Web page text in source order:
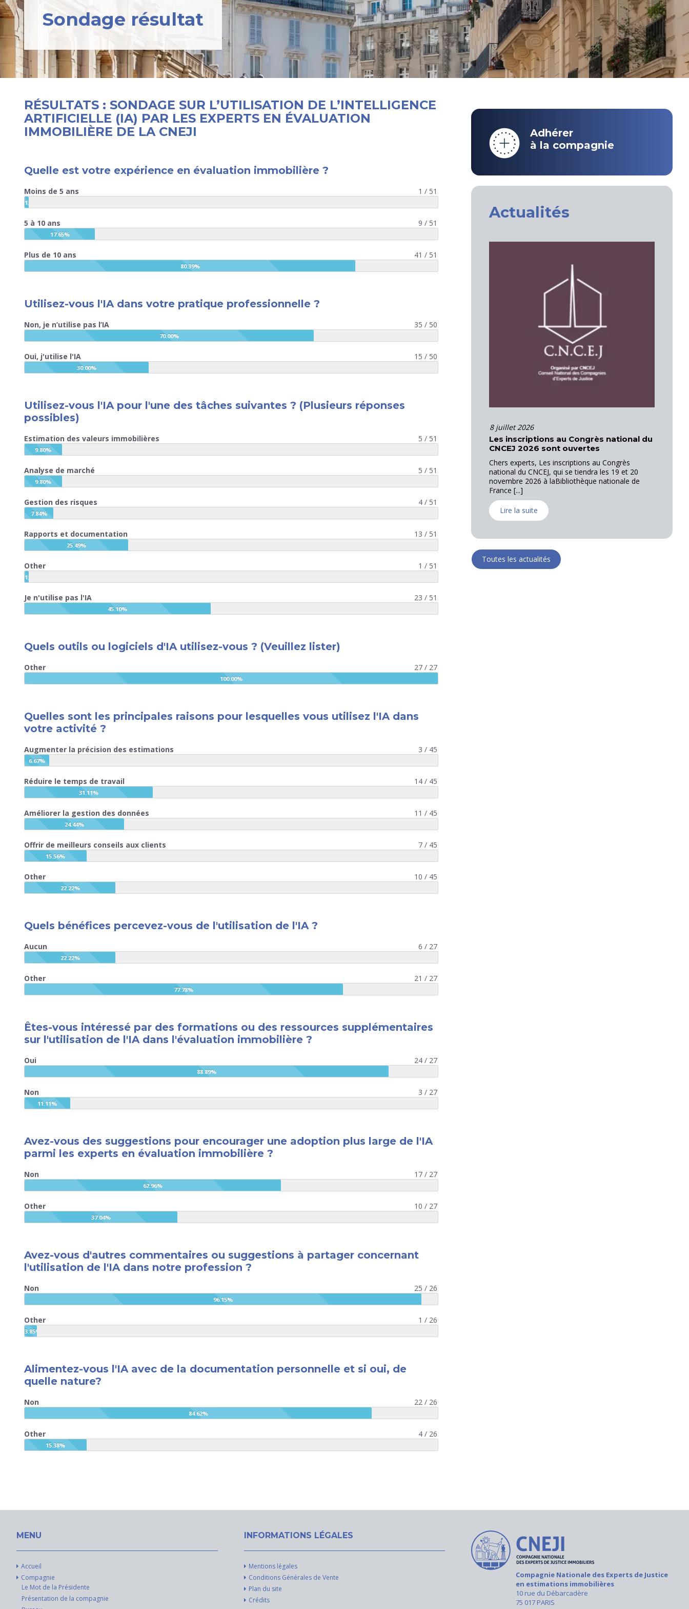
Sondage résultat
RÉSULTATS : SONDAGE SUR L’UTILISATION DE L’INTELLIGENCE
ARTIFICIELLE (IA) PAR LES EXPERTS EN ÉVALUATION
IMMOBILIÈRE DE LA CNEJI
Quelle est votre expérience en évaluation immobilière ?
Moins de 5 ans 1 / 51
1.96%
5 à 10 ans 9 / 51
17.65%
Plus de 10 ans 41 / 51
80.39%
Utilisez-vous l'IA dans votre pratique professionnelle ?
Non, je n’utilise pas l’IA 35 / 50
70.00%
Oui, j'utilise l'IA 15 / 50
30.00%
Utilisez-vous l'IA pour l'une des tâches suivantes ? (Plusieurs réponses
possibles)
Estimation des valeurs immobilières 5 / 51
9.80%
Analyse de marché 5 / 51
9.80%
Gestion des risques 4 / 51
7.84%
Rapports et documentation 13 / 51
25.49%
Other 1 / 51
1.96%
Je n'utilise pas l'IA 23 / 51
45.10%
Quels outils ou logiciels d'IA utilisez-vous ? (Veuillez lister)
Other 27 / 27
100.00%
Quelles sont les principales raisons pour lesquelles vous utilisez l'IA dans
votre activité ?
Augmenter la précision des estimations 3 / 45
6.67%
Réduire le temps de travail 14 / 45
31.11%
Améliorer la gestion des données 11 / 45
24.44%
Offrir de meilleurs conseils aux clients 7 / 45
15.56%
Other 10 / 45
22.22%
Quels bénéfices percevez-vous de l'utilisation de l'IA ?
Aucun 6 / 27
22.22%
Other 21 / 27
77.78%
Êtes-vous intéressé par des formations ou des ressources supplémentaires
sur l'utilisation de l'IA dans l'évaluation immobilière ?
Oui 24 / 27
88.89%
Non 3 / 27
11.11%
Avez-vous des suggestions pour encourager une adoption plus large de l'IA
parmi les experts en évaluation immobilière ?
Non 17 / 27
62.96%
Other 10 / 27
37.04%
Avez-vous d'autres commentaires ou suggestions à partager concernant
l'utilisation de l'IA dans notre profession ?
Non 25 / 26
96.15%
Other 1 / 26
3.85%
Alimentez-vous l'IA avec de la documentation personnelle et si oui, de
quelle nature?
Non 22 / 26
84.62%
Other 4 / 26
15.38%
Adhérer
à la compagnie
Actualités
Les inscriptions au Congrès national du
national du CNCEJ, qui se tiendra les 19 et 20
France [...]
Lire la suite
16 juin 2026
Actions et formations – Cour d’Appel
d’Aix-en-Provence
La CNEJI a organisé le 28 mai 2026, une réunion
régionale au Cannet des Maures, sous la
coordination de Luc RICHAUD, expert près [...]
Lire la suite
Toutes les actualités
MENU
Accueil
Compagnie
Le Mot de la Présidente
Présentation de la compagnie
INFORMATIONS LÉGALES
Mentions légales
Conditions Générales de Vente
Plan du site
Crédits
Compagnie Nationale des Experts de Justice
en estimations immobilières
10 rue du Débarcadère
75 017 PARIS